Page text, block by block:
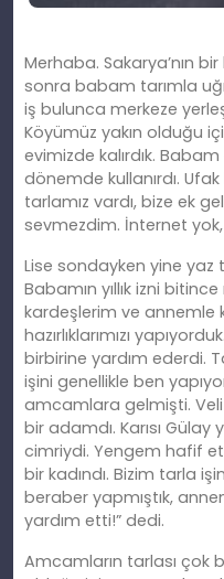
Merhaba. Sakarya’nın
sonra babam tarımla
iş bulunca merkeze
Köyümüz yakın olduğu
evimizde kalırdık. Babam
dönemde kullanırdı. Ufak
tarlamız vardı, bize ek
sevmezdim. İnternet
Lise sondayken yine
Babamın yıllık izni
kardeşlerim ve annemle
hazırlıklarımızı
birbirine yardım ederdi.
işini genellikle ben
amcamlara gelmişti.
bir adamdı. Karısı
cimriydi. Yengem hafif
bir kadındı. Bizim tarla
beraber yapmıştık,
yardım etti!” dedi.
Amcamların tarlası çok